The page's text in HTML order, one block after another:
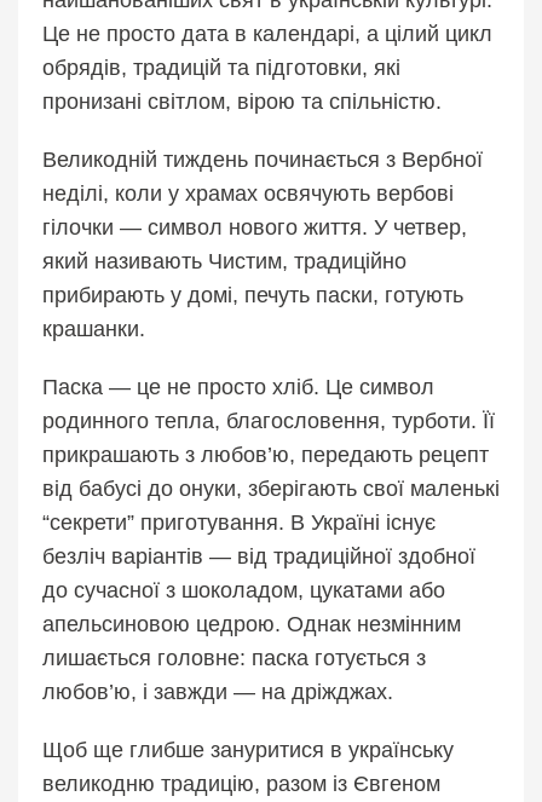
Це не просто дата в календарі, а цілий цикл
обрядів, традицій та підготовки, які
пронизані світлом, вірою та спільністю.
Великодній тиждень починається з Вербної
неділі, коли у храмах освячують вербові
гілочки — символ нового життя. У четвер,
який називають Чистим, традиційно
прибирають у домі, печуть паски, готують
крашанки.
Паска — це не просто хліб. Це символ
родинного тепла, благословення, турботи. Її
прикрашають з любов’ю, передають рецепт
від бабусі до онуки, зберігають свої маленькі
“секрети” приготування. В Україні існує
безліч варіантів — від традиційної здобної
до сучасної з шоколадом, цукатами або
апельсиновою цедрою. Однак незмінним
лишається головне: паска готується з
любов’ю, і завжди — на дріжджах.
Щоб ще глибше зануритися в українську
великодню традицію, разом із Євгеном